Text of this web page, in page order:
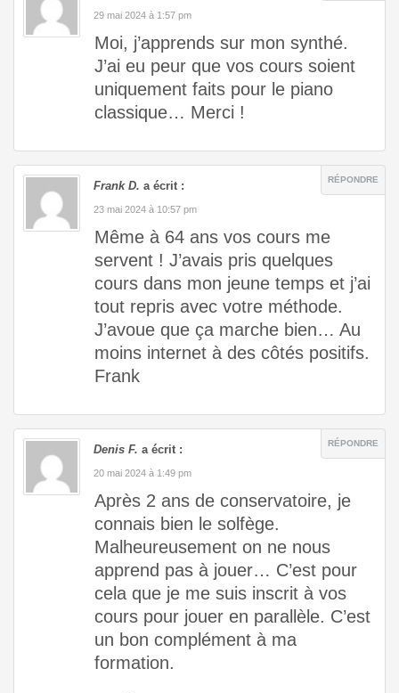
29 mai 2024 à 1:57 pm
Moi, j’apprends sur mon synthé.
J’ai eu peur que vos cours soient
uniquement faits pour le piano
classique… Merci !
Frank D. a écrit : RÉPONDRE
23 mai 2024 à 10:57 pm
Même à 64 ans vos cours me
servent ! J’avais pris quelques
cours dans mon jeune temps et j’ai
tout repris avec votre méthode.
J’avoue que ça marche bien… Au
moins internet à des côtés positifs.
Frank
Denis F. a écrit : RÉPONDRE
20 mai 2024 à 1:49 pm
Après 2 ans de conservatoire, je
connais bien le solfège.
Malheureusement on ne nous
apprend pas à jouer… C’est pour
cela que je me suis inscrit à vos
cours pour jouer en parallèle. C’est
un bon complément à ma
formation.